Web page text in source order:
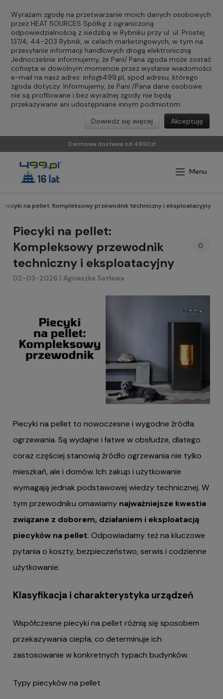
Wyrażam zgodę na przetwarzanie moich danych osobowych
przez HEAT SOURCES Spółkę z ograniczoną
odpowiedzialnością z siedzibą w Rybniku przy ul. ul. Prostej
137/4, 44-203 Rybnik, w celach marketingowych, w tym na
przesyłanie informacji handlowych drogą elektroniczną.
Jednocześnie informujemy, że Pani/ Pana zgoda może zostać
cofnięta w dowolnym momencie przez wysłanie wiadomości
e-mail na nasz adres: info@499.pl, spod adresu, którego
zgoda dotyczy. Informujemy, że Pani /Pana dane osobowe
nie są profilowane i bez wyraźnej zgody nie będą
przekazywane ani udostępniane innym podmiotom.
Akceptuję
Dowiedz się więcej
Darmowa dostawa od 4990zł
Piecyki na pellet: Kompleksowy przewodnik techniczny i eksploatacyjny
Piecyki na pellet:
Kompleksowy przewodnik
techniczny i eksploatacyjny
0
02-03-2026 | Agnieszka Satława
Piecyki na pellet to nowoczesne i wygodne źródła
ogrzewania. Są wydajne i łatwe w obsłudze, dlatego
coraz częściej stanowią źródło ogrzewania nie tylko
mieszkań, ale i domów. Ich zakup i użytkowanie
wymagają jednak podstawowej wiedzy technicznej. W
tym przewodniku omawiamy najważniejsze kwestie
związane z doborem, działaniem i eksploatacją
piecyków na pellet. Odpowiadamy też na kluczowe
pytania o koszty, bezpieczeństwo, serwis i codzienne
użytkowanie.
Klasyfikacja i charakterystyka urządzeń
Współczesne piecyki na pellet różnią się sposobem
przekazywania ciepła, co determinuje ich
zastosowanie w konkretnych typach budynków.
Typy piecyków na pellet